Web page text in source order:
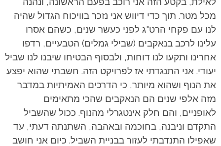
מכל מטר. תוך כדי דיווש אני נזכר בוויכוח הגדול שהיה
לנו עם פקחי הרט"ג לפני כעשר שנים, כשהם אסרו
עלינו לרכב בנאקבים (שבילי גמלים) הטבעיים, רדפו
אחרינו ותקעו לנו דוחות, ולבסוף הבטיחו שיבנו לנו שביל
יעודי. אני התנגדתי אז לפרויקט הזה. חשבתי שהוא יפצע
את הנוף ושהוא מיותר, כי הדרכים האמיתיות במדבר
מזה אלפי שנים הם הנאקבים שהכי מתאימים
לאופניים, והם חלק אינטגרלי מהנוף. ככול שהשביל
התקדם וניבנה, בחוכמה ובאהבה, השתנתה דעתי, עד
שאפילו התנדבתי לעזור בבניית השביל. כיום אני חושב